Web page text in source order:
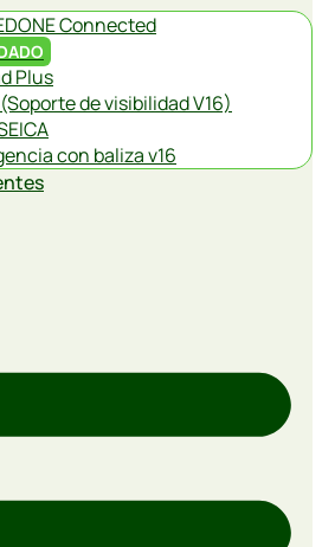
Connected
Plus
(Soporte de visibilidad V16)
con baliza v16